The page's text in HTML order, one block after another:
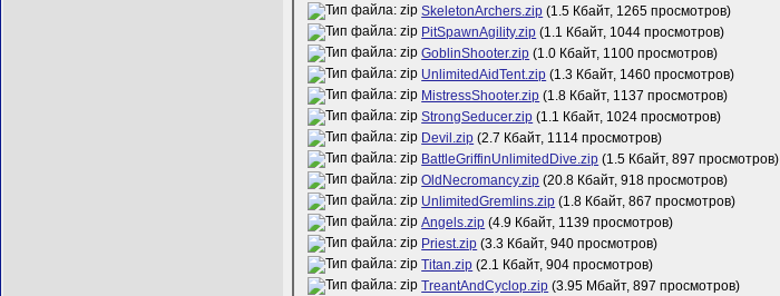
SkeletonArchers.zip (1.5 Кбайт, 1265 просмотров)
PitSpawnAgility.zip (1.1 Кбайт, 1044 просмотров)
GoblinShooter.zip (1.0 Кбайт, 1100 просмотров)
UnlimitedAidTent.zip (1.3 Кбайт, 1460 просмотров)
MistressShooter.zip (1.8 Кбайт, 1137 просмотров)
StrongSeducer.zip (1.1 Кбайт, 1024 просмотров)
Devil.zip (2.7 Кбайт, 1114 просмотров)
BattleGriffinUnlimitedDive.zip (1.5 Кбайт, 897 просмотров)
OldNecromancy.zip (20.8 Кбайт, 918 просмотров)
UnlimitedGremlins.zip (1.8 Кбайт, 867 просмотров)
Angels.zip (4.9 Кбайт, 1139 просмотров)
Priest.zip (3.3 Кбайт, 940 просмотров)
Titan.zip (2.1 Кбайт, 904 просмотров)
TreantAndCyclop.zip (3.95 Мбайт, 897 просмотров)